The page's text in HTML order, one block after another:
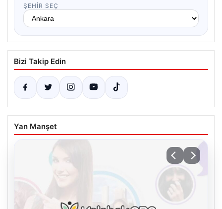
ŞEHIR SEÇ
Bizi Takip Edin
Yan Manşet